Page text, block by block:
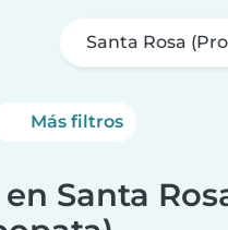
Santa Rosa
Más filtros
Santa